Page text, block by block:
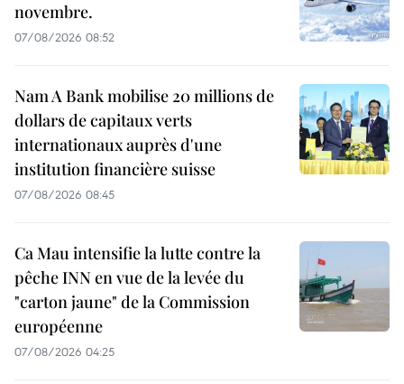
novembre.
07/08/2026 08:52
Nam A Bank mobilise 20 millions de
dollars de capitaux verts
internationaux auprès d'une
institution financière suisse
07/08/2026 08:45
Ca Mau intensifie la lutte contre la
pêche INN en vue de la levée du
"carton jaune" de la Commission
européenne
07/08/2026 04:25